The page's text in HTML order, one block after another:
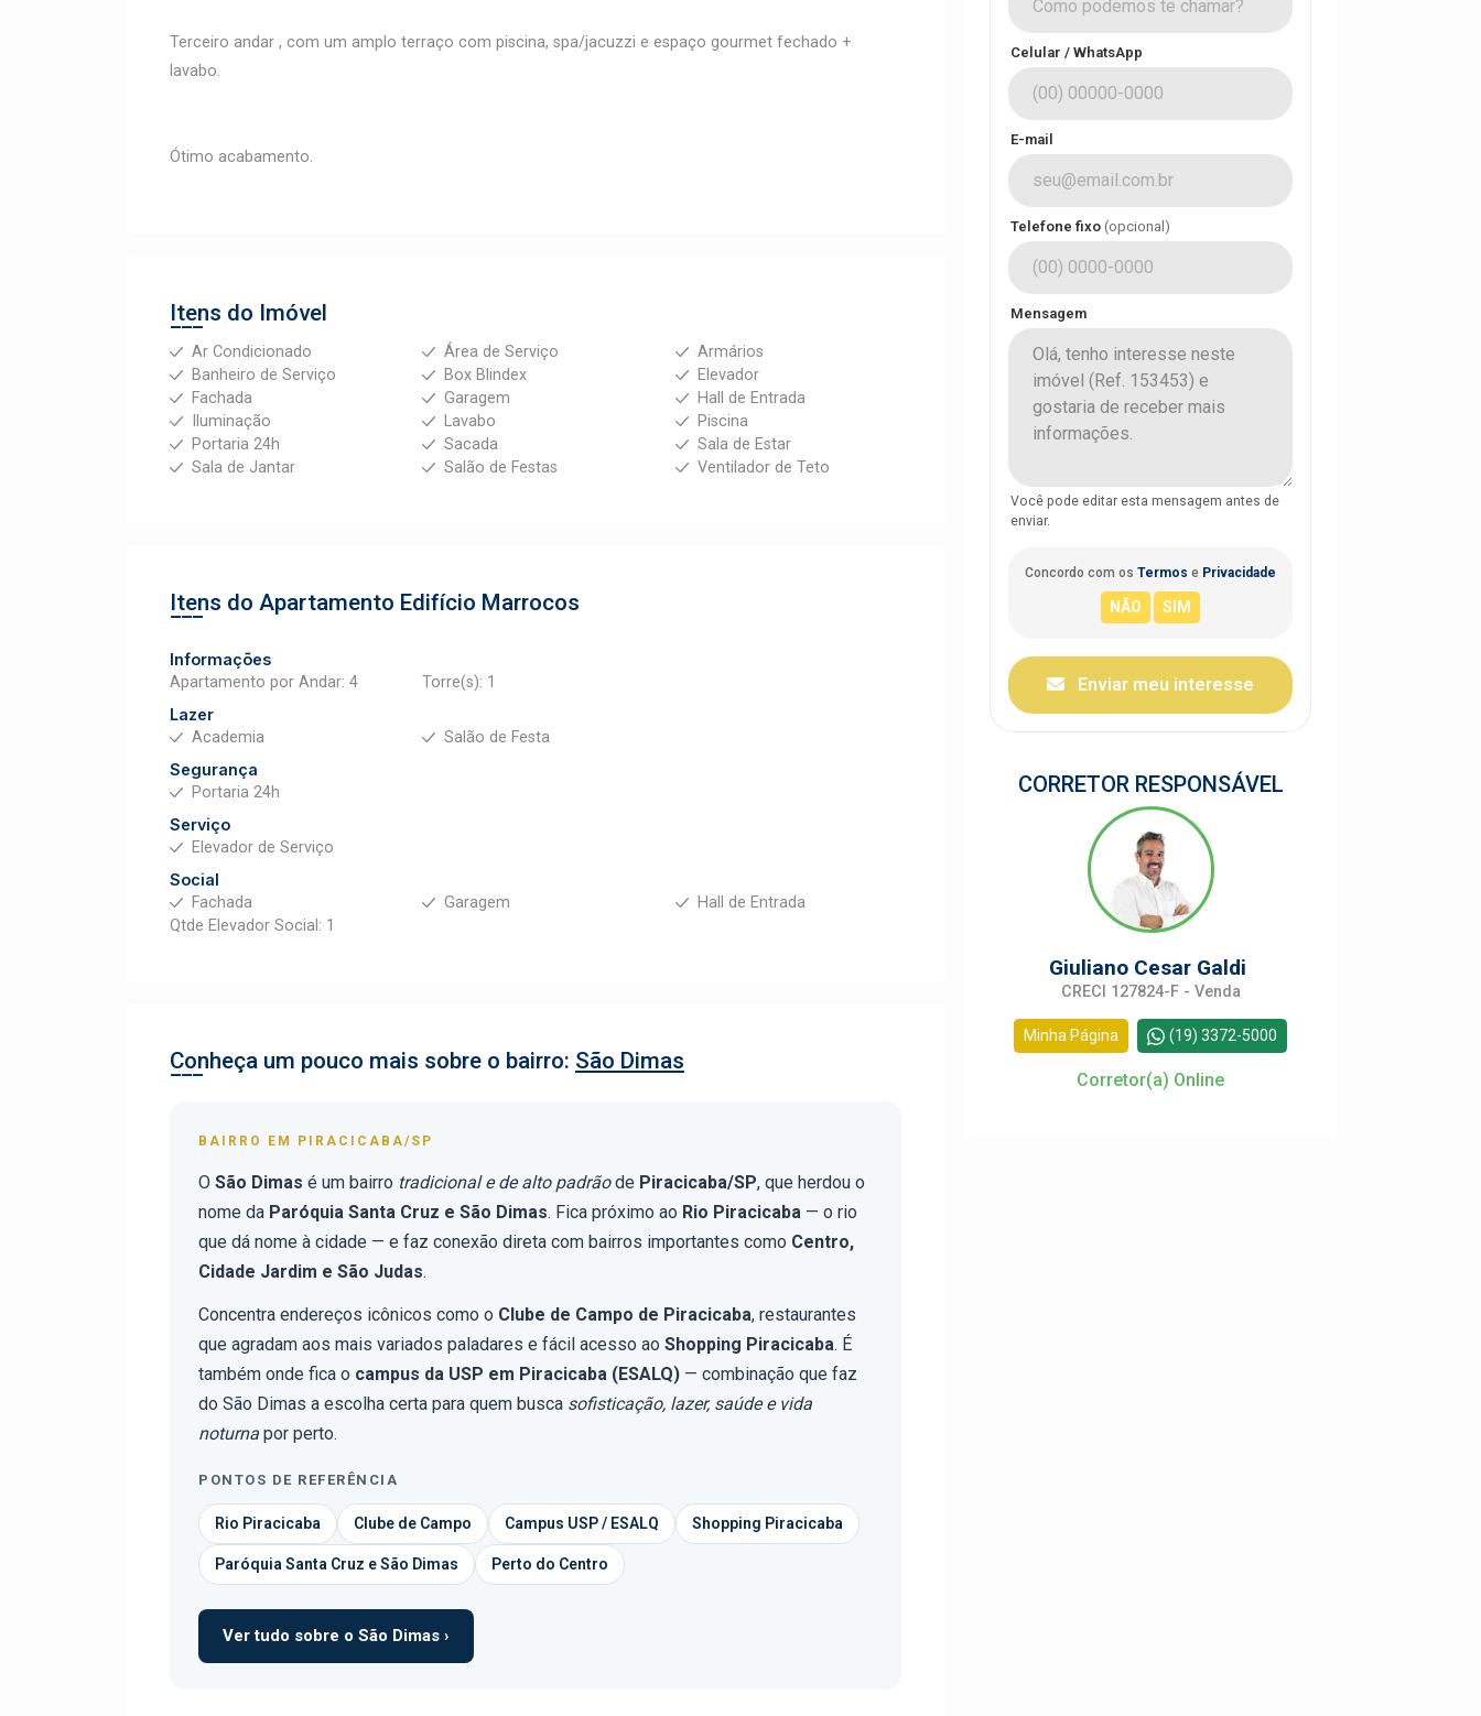
Terceiro andar , com um amplo terraço com piscina, spa/jacuzzi e espaço gourmet fechado +
lavabo.
Ótimo acabamento.
Itens do Imóvel
Ar Condicionado Área de Serviço
Armários
Banheiro de Serviço
Box Blindex
Elevador
Fachada
Garagem
Hall de Entrada
Iluminação
Lavabo
Piscina
Portaria 24h
Sacada
Sala de Estar
Sala de Jantar
Salão de Festas Ventilador de Teto
Itens do Apartamento Edifício Marrocos
Informações
Apartamento por Andar: 4
Torre(s): 1
Lazer
Academia
Salão de Festa
Segurança
Portaria 24h
Serviço
Elevador de Serviço
Social
Fachada
Garagem
Hall de Entrada
Qtde Elevador Social: 1
Conheça um pouco mais sobre o bairro: São Dimas
BAIRRO EM PIRACICABA/SP
O São Dimas é um bairro tradicional e de alto padrãode Piracicaba/SP, que herdou o
nome da Paróquia Santa Cruz e São Dimas. Fica próximo ao Rio Piracicaba — o rio
que dá nome à cidade — e faz conexão direta com bairros importantes como Centro,
Cidade Jardim e São Judas.
Concentra endereços icônicos como o Clube de Campo de Piracicaba, restaurantes
que agradam aos mais variados paladares e fácil acesso ao Shopping Piracicaba. É
também onde fica o campus da USP em Piracicaba (ESALQ) — combinação que faz
do São Dimas a escolha certa para quem busca sofisticação, lazer, saúde e vida
noturna por perto.
PONTOS DE REFERÊNCIA
Rio Piracicaba Clube de Campo Campus USP / ESALQ Shopping Piracicaba
Paróquia Santa Cruz e São Dimas Perto do Centro
Ver tudo sobre o São Dimas ›
Celular / WhatsApp
E-mail
Telefone fixo (opcional)
Mensagem
Você pode editar esta mensagem antes de
enviar.
Concordo com os Termos e Privacidade
Enviar meu interesse
CORRETOR RESPONSÁVEL
Giuliano Cesar Galdi
CRECI 127824-F - Venda
Minha Página (19) 3372-5000
Corretor(a) Online